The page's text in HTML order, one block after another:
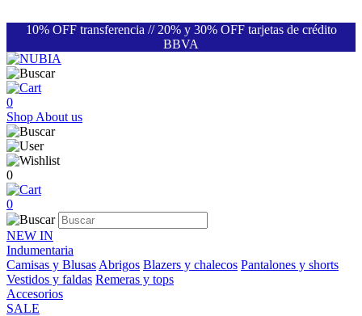
10% OFF transferencia // 20% y 30% OFF tarjetas de crédito
BBVA
0
Shop About us
0
0
NEW IN
Indumentaria
Camisas y Blusas Abrigos Blazers y chalecos Pantalones y shorts
Vestidos y faldas Remeras y tops
Accesorios
SALE